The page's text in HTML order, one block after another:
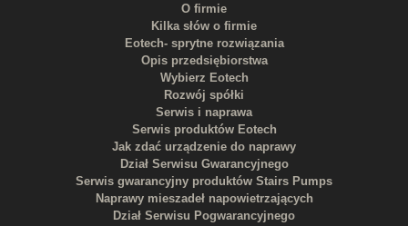
O firmie
Kilka słów o firmie
Eotech- sprytne rozwiązania
Opis przedsiębiorstwa
Wybierz Eotech
Rozwój spółki
Serwis i naprawa
Serwis produktów Eotech
Jak zdać urządzenie do naprawy
Dział Serwisu Gwarancyjnego
Serwis gwarancyjny produktów Stairs Pumps
Naprawy mieszadeł napowietrzających
Dział Serwisu Pogwarancyjnego